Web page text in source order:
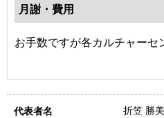
月謝・費用
お手数ですが各カルチャーセ
代表者名 折笠 勝